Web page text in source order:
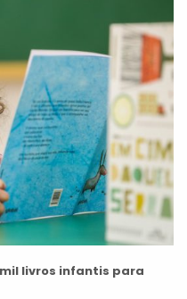
livros infantis para